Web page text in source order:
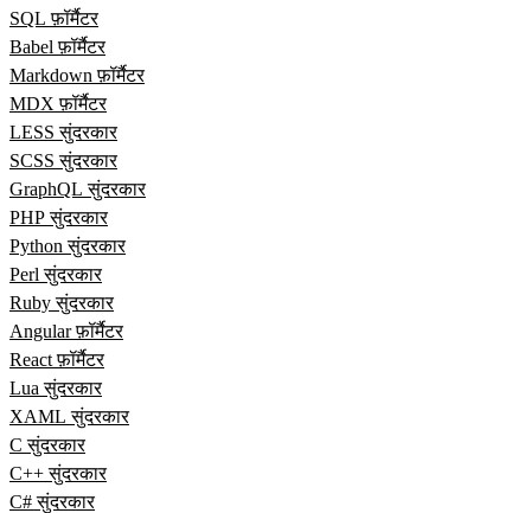
SQL फ़ॉर्मैटर
Babel फ़ॉर्मैटर
Markdown फ़ॉर्मैटर
MDX फ़ॉर्मैटर
LESS सुंदरकार
SCSS सुंदरकार
GraphQL सुंदरकार
PHP सुंदरकार
Python सुंदरकार
Perl सुंदरकार
Ruby सुंदरकार
Angular फ़ॉर्मैटर
React फ़ॉर्मैटर
Lua सुंदरकार
XAML सुंदरकार
C सुंदरकार
C++ सुंदरकार
C# सुंदरकार